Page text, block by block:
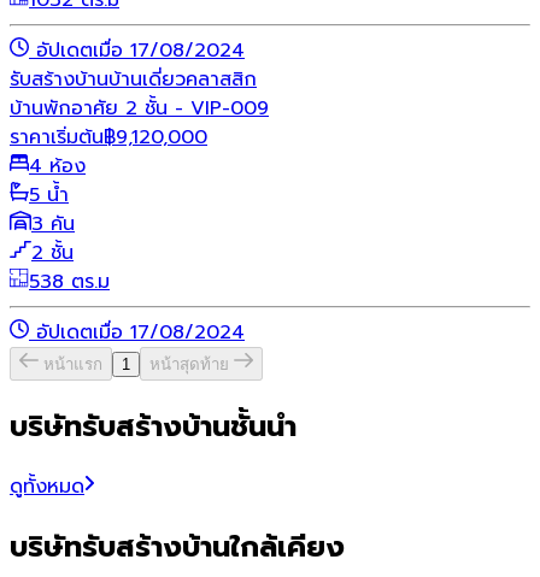
อัปเดตเมื่อ 17/08/2024
รับสร้างบ้านบ้านเดี่ยวคลาสสิก
บ้านพักอาศัย 2 ชั้น - VIP-009
ราคาเริ่มต้น฿9,120,000
4 ห้อง
5 น้ำ
3 คัน
2 ชั้น
538 ตร.ม
อัปเดตเมื่อ 17/08/2024
หน้าแรก 1 หน้าสุดท้าย
บริษัทรับสร้างบ้านชั้นนำ
ดูทั้งหมด
บริษัทรับสร้างบ้านใกล้เคียง